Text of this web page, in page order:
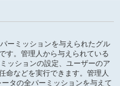
ーミッションを与えられたグル
す。管理人から与えられている
ッションの設定、ユーザーのア
命などを実行できます。管理人
タの全パーミッションを与えて